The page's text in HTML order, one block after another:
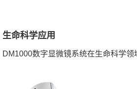
生命科学应用
DM1000数字显微镜系统在生命科学领